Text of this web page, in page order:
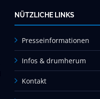
NÜTZLICHE LINKS
Presseinformationen
Infos & drumherum
Kontakt